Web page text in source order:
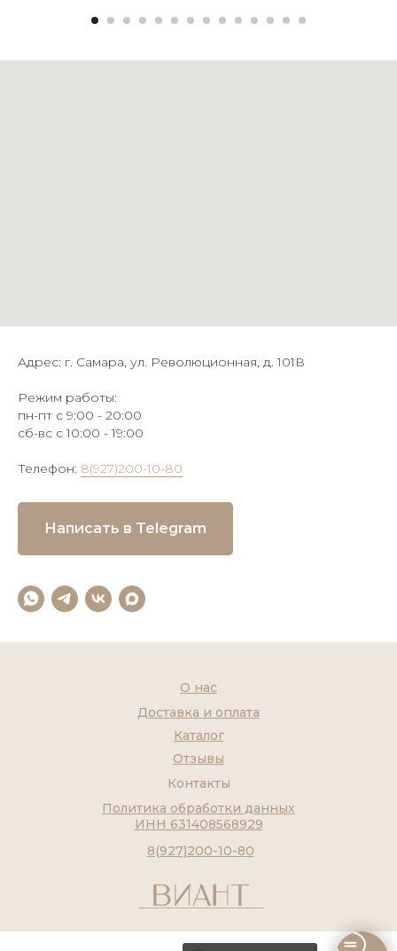
Адрес: г. Самара, ул. Революционная, д. 101В
Режим работы:
пн-пт с 9:00 - 20:00
сб-вс с 10:00 - 19:00
Телефон: 8(927)200-10-80
Написать в Telegram
Контакты
8(927)200-10-80
Каталог
О нас
Доставка и оплата
Отзывы
Политика обработки данных
ИНН 631408568929